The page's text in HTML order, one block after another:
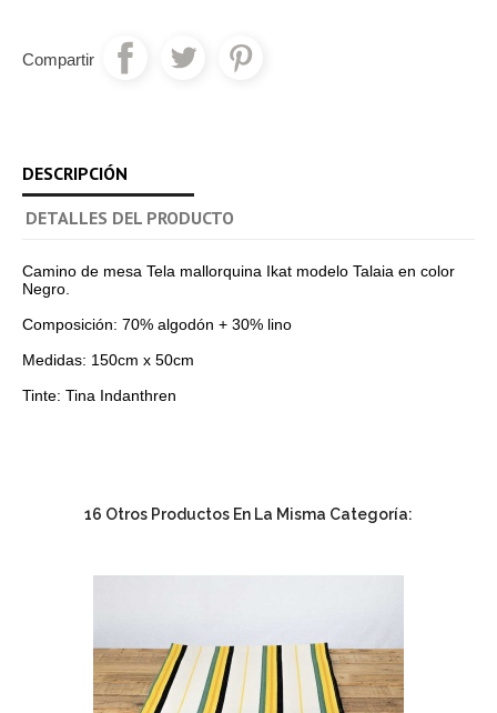
Compartir
DESCRIPCIÓN
DETALLES DEL PRODUCTO
Camino de mesa Tela mallorquina Ikat modelo Talaia en color
Negro.
Composición: 70% algodón + 30% lino
Medidas: 150cm x 50cm
Tinte: Tina Indanthren
16 Otros Productos En La Misma Categoría: